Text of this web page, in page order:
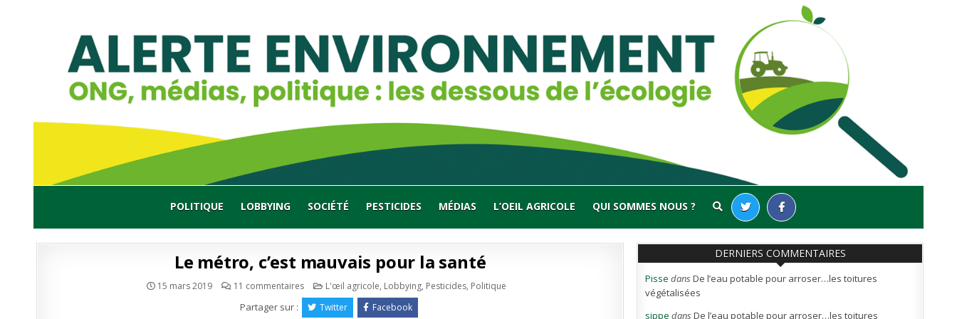
POLITIQUE LOBBYING SOCIÉTÉ PESTICIDES MÉDIAS L’OEIL AGRICOLE QUI SOMMES NOUS ?
Le métro, c’est mauvais pour la santé
15 mars 2019 11 commentairessur
métro,
c’est
Publié
L'œil agricole, Lobbying, Pesticides, Politique
Partager sur : Twitter Facebook
DERNIERS COMMENTAIRES
Pisse dansDe l’eau potable pour arroser…les toitures
végétalisées
sippe dansDe l’eau potable pour arroser…les toitures